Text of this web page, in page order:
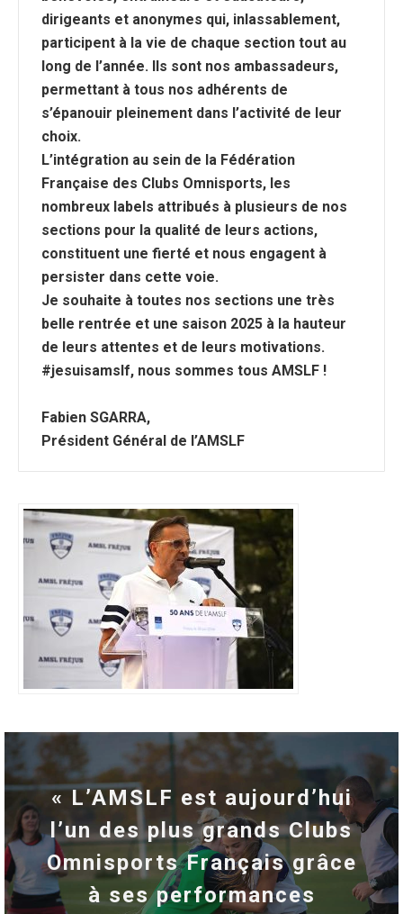
dirigeants et anonymes qui, inlassablement,
participent à la vie de chaque section tout au
long de l’année. Ils sont nos ambassadeurs,
permettant à tous nos adhérents de
s’épanouir pleinement dans l’activité de leur
choix.
L’intégration au sein de la Fédération
Française des Clubs Omnisports, les
nombreux labels attribués à plusieurs de nos
sections pour la qualité de leurs actions,
constituent une fierté et nous engagent à
persister dans cette voie.
Je souhaite à toutes nos sections une très
belle rentrée et une saison 2025 à la hauteur
de leurs attentes et de leurs motivations.
#jesuisamslf, nous sommes tous AMSLF !
Fabien SGARRA,
Président Général de l’AMSLF
« L’AMSLF est aujourd’hui
l’un des plus grands Clubs
Omnisports Français grâce
à ses performances